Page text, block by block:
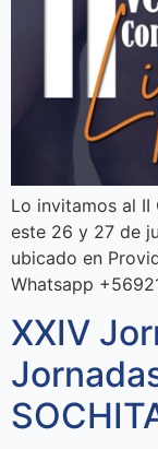
Lo invitamos al II
este 26 y 27 de
ubicado en
Whatsapp
XXIV